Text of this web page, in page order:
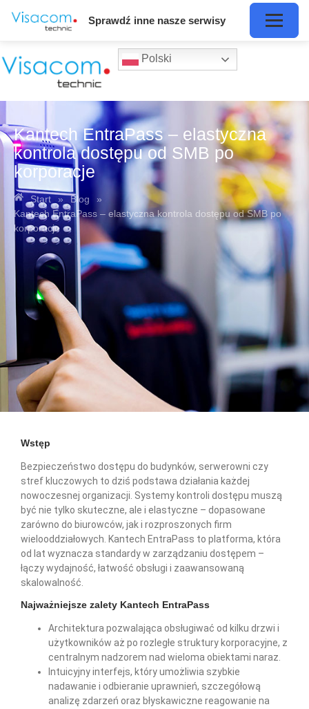
Polski
Kantech EntraPass – elastyczna
kontrola dostępu od SMB po
korporacje
Start » Blog
»
Kantech EntraPass – elastyczna kontrola dostępu od SMB po
korporacje
Wstęp
Bezpieczeństwo dostępu do budynków, serwerowni czy
stref kluczowych to dziś podstawa działania każdej
nowoczesnej organizacji. Systemy kontroli dostępu muszą
być nie tylko skuteczne, ale i elastyczne – dopasowane
zarówno do biurowców, jak i rozproszonych firm
wielooddziałowych. Kantech EntraPass to platforma, która
od lat wyznacza standardy w zarządzaniu dostępem –
łączy wydajność, łatwość obsługi i zaawansowaną
skalowalność.
Najważniejsze zalety Kantech EntraPass
Architektura pozwalająca obsługiwać od kilku drzwi i
użytkowników aż po rozległe struktury korporacyjne, z
centralnym nadzorem nad wieloma obiektami naraz.
Intuicyjny interfejs, który umożliwia szybkie
nadawanie i odbieranie uprawnień, szczegółową
analizę zdarzeń oraz błyskawiczne reagowanie na
Sprawdź inne nasze serwisy